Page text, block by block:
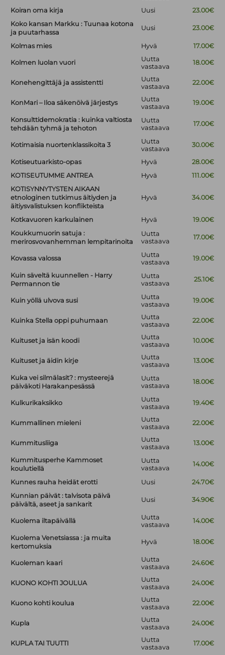
Koiran oma kirja Uusi
23.00€
Koko kansan Markku : Tuunaa kotona
ja puutarhassa
Uusi 23.00€
Kolmas mies Hyvä 17.00€
Kolmen luolan vuori
Uutta
vastaava
18.00€
Konehengittäjä ja assistentti
Uutta
vastaava
22.00€
KonMari – Iloa säkenöivä järjestys
Uutta
vastaava
19.00€
Konsulttidemokratia : kuinka valtiosta
tehdään tyhmä ja tehoton
Uutta
vastaava
17.00€
Kotimaisia nuortenklassikoita 3
Uutta
vastaava
30.00€
Kotiseutuarkisto-opas Hyvä
28.00€
KOTISEUTUMME ANTREA
Hyvä
111.00€
KOTISYNNYTYSTEN AIKAAN
etnologinen tutkimus äitiyden ja
äitiysvalistuksen konflikteista
Hyvä 34.00€
Kotkavuoren karkulainen Hyvä
19.00€
Koukkumuorin satuja :
merirosvovanhemman lempitarinoita
Uutta
vastaava
17.00€
Kovassa valossa
Uutta
vastaava
19.00€
Kuin säveltä kuunnellen - Harry
Permannon tie
Uutta
vastaava
25.10€
Kuin yöllä ulvova susi
Uutta
vastaava
19.00€
Kuinka Stella oppi puhumaan
Uutta
vastaava
22.00€
Kuituset ja isän koodi
Uutta
vastaava
10.00€
Kuituset ja äidin kirje
Uutta
vastaava
13.00€
Kuka vei silmälasit? : mysteerejä
päiväkoti Harakanpesässä
Uutta
vastaava
18.00€
Kulkurikaksikko
Uutta
vastaava
19.40€
Kummallinen mieleni
Uutta
vastaava
22.00€
Kummitusliiga
Uutta
vastaava
13.00€
Kummitusperhe Kammoset
koulutiellä
Uutta
vastaava
14.00€
Kunnes rauha heidät erotti Uusi
24.70€
Kunnian päivät : talvisota päivä
päivältä, aseet ja sankarit
Uusi 34.90€
Kuolema iltapäivällä
Uutta
vastaava
14.00€
Kuolema Venetsiassa : ja muita
kertomuksia
Hyvä 18.00€
Kuoleman kaari
Uutta
vastaava
24.60€
KUONO KOHTI JOULUA
Uutta
vastaava
24.00€
Kuono kohti koulua
Uutta
vastaava
22.00€
Kupla
Uutta
vastaava
24.00€
KUPLA TAI TUUTTI
Uutta
vastaava
17.00€